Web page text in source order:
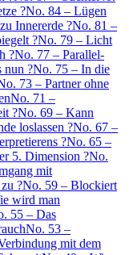
?No. 84 – Lügen
Innererde ?No. 81 –
?No. 79 – Licht
?No. 77 – Parallel-
nun ?No. 75 – In die
73 – Partner ohne
No. 71 –
?No. 69 – Kann
loslassen ?No. 67 –
?No. 65 –
5. Dimension ?No.
mit
?No. 59 – Blockiert
wird man
55 – Das
No. 53 –
mit dem